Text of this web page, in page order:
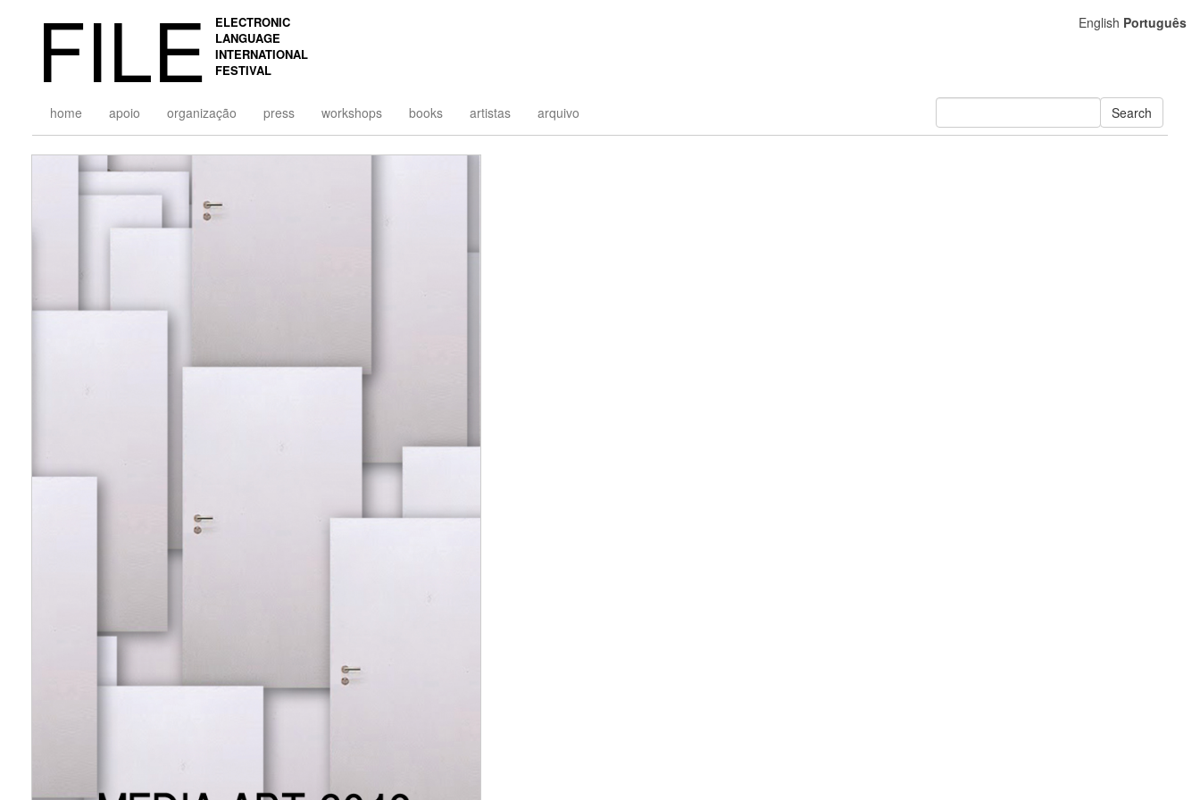
FILE
ELECTRONIC
LANGUAGE
INTERNATIONAL
FESTIVAL
home apoio organização press workshops books artistas arquivo Search
English Português